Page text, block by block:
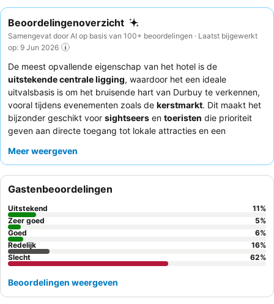
Beoordelingenoverzicht
Samengevat door AI op basis van 100+ beoordelingen · Laatst bijgewerkt
op: 9 Jun 2026
De meest opvallende eigenschap van het hotel is de
uitstekende centrale ligging, waardoor het een ideale
uitvalsbasis is om het bruisende hart van Durbuy te verkennen,
vooral tijdens evenementen zoals de kerstmarkt. Dit maakt het
bijzonder geschikt voor sightseers en toeristen die prioriteit
geven aan directe toegang tot lokale attracties en een
direct vanuit het hotel naar verschillende bezienswaardigheden
is de feedback over andere aspecten, zoals netheid,
kamercomfort en service, opvallend wisselend. Het hotel lijkt
goed aan te sluiten bij mensen die op zoek zijn naar een
bruisende stedelijke ervaring. Om een vlot verblijf te
garanderen, wordt gasten aangeraden alle
boekingsbevestigingen en betalingsbewijzen mee te nemen,
aangezien de administratieve opvolging inconsistent kan zijn.
voorzieningen, zoals het ontbijt en het zwembad, zich niet op
het terrein bevinden, maar in een nabijgelegen hotel, waardoor
Meer weergeven
Gastenbeoordelingen
Uitstekend 11%
Zeer goed
5%
Goed
6%
Redelijk
16%
Slecht
62%
Beoordelingen weergeven